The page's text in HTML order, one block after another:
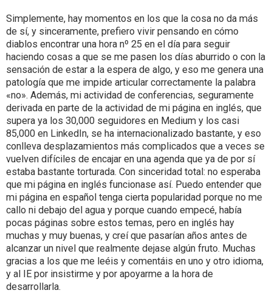
Simplemente, hay momentos en los que la cosa no da más
de sí, y sinceramente, prefiero vivir pensando en cómo
diablos encontrar una hora nº 25 en el día para seguir
haciendo cosas a que se me pasen los días aburrido o con la
sensación de estar a la espera de algo, y eso me genera una
patología que me impide articular correctamente la palabra
«no». Además, mi actividad de conferencias, seguramente
derivada en parte de la actividad de mi página en inglés, que
supera ya los 30,000 seguidores en Medium y los casi
85,000 en LinkedIn, se ha internacionalizado bastante, y eso
conlleva desplazamientos más complicados que a veces se
vuelven difíciles de encajar en una agenda que ya de por sí
estaba bastante torturada. Con sinceridad total: no esperaba
que mi página en inglés funcionase así. Puedo entender que
mi página en español tenga cierta popularidad porque no me
callo ni debajo del agua y porque cuando empecé, había
pocas páginas sobre estos temas, pero en inglés hay
muchas y muy buenas, y creí que pasarían años antes de
alcanzar un nivel que realmente dejase algún fruto. Muchas
gracias a los que me leéis y comentáis en uno y otro idioma,
y al IE por insistirme y por apoyarme a la hora de
desarrollarla.